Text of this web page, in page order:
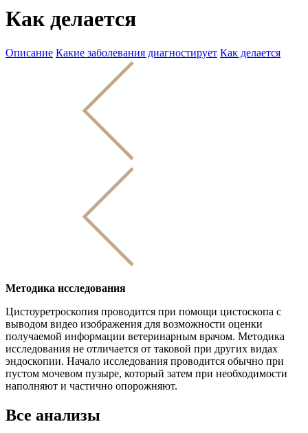
Как делается
Описание Какие заболевания диагностирует Как делается
Методика исследования
Цистоуретроскопия проводится при помощи цистоскопа с
выводом видео изображения для возможности оценки
получаемой информации ветеринарным врачом. Методика
исследования не отличается от таковой при других видах
эндоскопии. Начало исследования проводится обычно при
пустом мочевом пузыре, который затем при необходимости
наполняют и частично опорожняют.
Все анализы